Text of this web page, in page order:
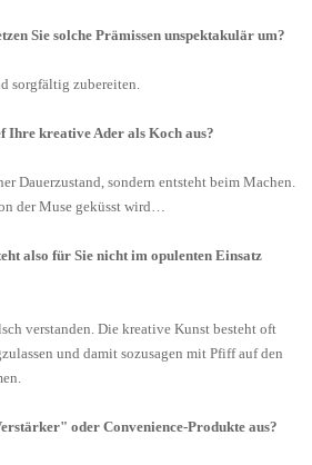
Sie solche Prämissen unspektakulär um?
sorgfältig zubereiten.
Ihre kreative Ader als Koch aus?
Dauerzustand, sondern entsteht beim Machen.
der Muse geküsst wird…
also für Sie nicht im opulenten Einsatz
verstanden. Die kreative Kunst besteht oft
und damit sozusagen mit Pfiff auf den
oder Convenience-Produkte aus?